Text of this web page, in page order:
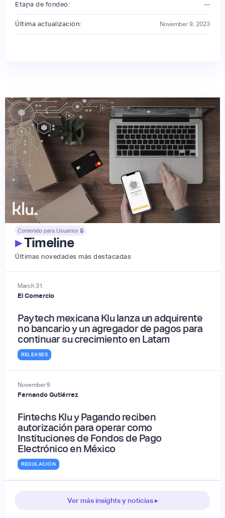
Etapa de fondeo: —
Última actualización: November 9, 2023
Contenido para Usuarios 🔒
▸Timeline
Últimas novedades más destacadas
March 31
El Comercio
Paytech mexicana Klu lanza un adquirente
no bancario y un agregador de pagos para
continuar su crecimiento en Latam
RELEASES
November9
Fernando Gutiérrez
Fintechs Klu y Pagando reciben
autorización para operar como
Instituciones de Fondos de Pago
Electrónico en México
REGULACIÓN
Ver más insights y noticias ▸